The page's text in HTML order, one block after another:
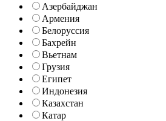
Азербайджан
Армения
Белоруссия
Бахрейн
Вьетнам
Грузия
Египет
Индонезия
Казахстан
Катар